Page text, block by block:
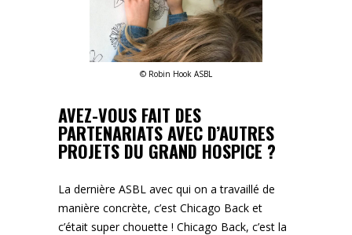
©️ Robin Hook ASBL
AVEZ-VOUS FAIT DES
PARTENARIATS AVEC D’AUTRES
PROJETS DU GRAND HOSPICE ?
La dernière ASBL avec qui on a travaillé de
manière concrète, c’est Chicago Back et
c’était super chouette ! Chicago Back, c’est la